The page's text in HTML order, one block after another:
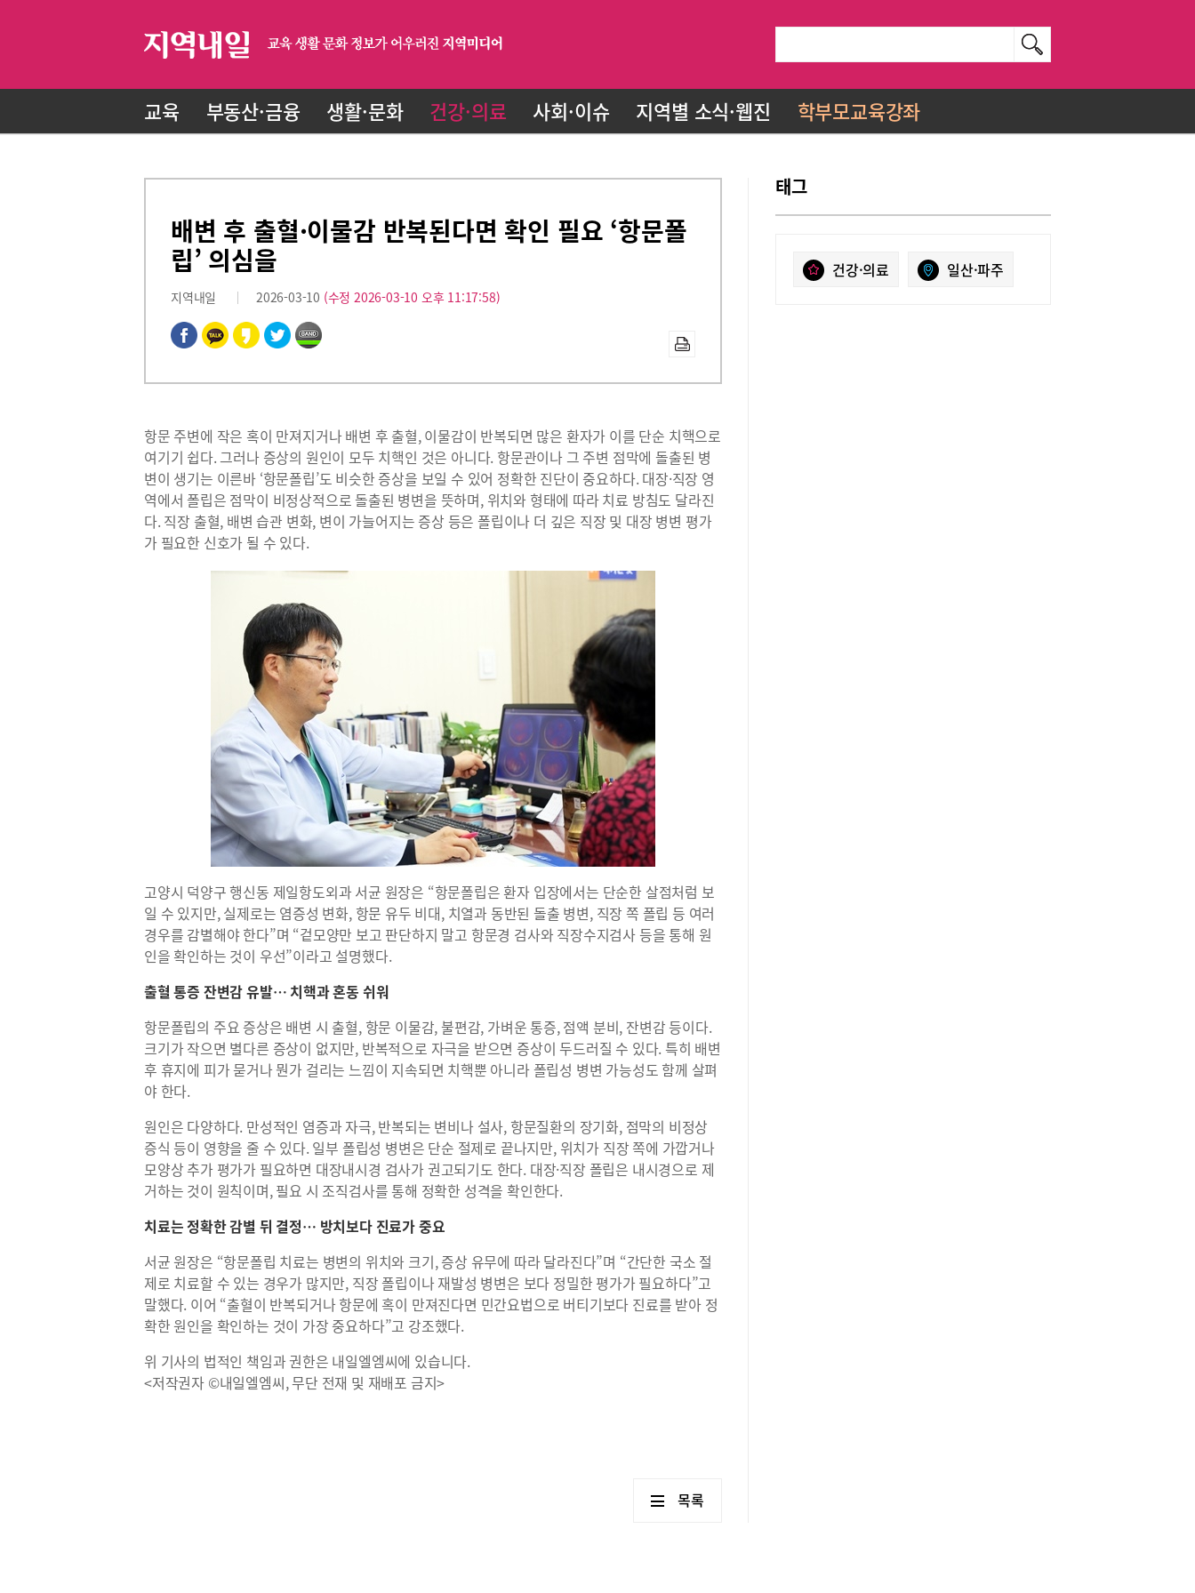
교육 부동산·금융 생활·문화 건강·의료 사회·이슈 지역별 소식·웹진 학부모교육강좌
배변 후 출혈·이물감 반복된다면 확인 필요 ‘항문폴
립’ 의심을
지역내일 2026-03-10 (수정 2026-03-10 오후 11:17:58)
항문 주변에 작은 혹이 만져지거나 배변 후 출혈, 이물감이 반복되면 많은 환자가 이를 단순 치핵으로
여기기 쉽다. 그러나 증상의 원인이 모두 치핵인 것은 아니다. 항문관이나 그 주변 점막에 돌출된 병
변이 생기는 이른바 ‘항문폴립’도 비슷한 증상을 보일 수 있어 정확한 진단이 중요하다. 대장·직장 영
역에서 폴립은 점막이 비정상적으로 돌출된 병변을 뜻하며, 위치와 형태에 따라 치료 방침도 달라진
다. 직장 출혈, 배변 습관 변화, 변이 가늘어지는 증상 등은 폴립이나 더 깊은 직장 및 대장 병변 평가
가 필요한 신호가 될 수 있다.
고양시 덕양구 행신동 제일항도외과 서균 원장은 “항문폴립은 환자 입장에서는 단순한 살점처럼 보
일 수 있지만, 실제로는 염증성 변화, 항문 유두 비대, 치열과 동반된 돌출 병변, 직장 쪽 폴립 등 여러
경우를 감별해야 한다”며 “겉모양만 보고 판단하지 말고 항문경 검사와 직장수지검사 등을 통해 원
인을 확인하는 것이 우선”이라고 설명했다.
출혈 통증 잔변감 유발… 치핵과 혼동 쉬워
항문폴립의 주요 증상은 배변 시 출혈, 항문 이물감, 불편감, 가벼운 통증, 점액 분비, 잔변감 등이다.
크기가 작으면 별다른 증상이 없지만, 반복적으로 자극을 받으면 증상이 두드러질 수 있다. 특히 배변
후 휴지에 피가 묻거나 뭔가 걸리는 느낌이 지속되면 치핵뿐 아니라 폴립성 병변 가능성도 함께 살펴
야 한다.
원인은 다양하다. 만성적인 염증과 자극, 반복되는 변비나 설사, 항문질환의 장기화, 점막의 비정상
증식 등이 영향을 줄 수 있다. 일부 폴립성 병변은 단순 절제로 끝나지만, 위치가 직장 쪽에 가깝거나
모양상 추가 평가가 필요하면 대장내시경 검사가 권고되기도 한다. 대장·직장 폴립은 내시경으로 제
거하는 것이 원칙이며, 필요 시 조직검사를 통해 정확한 성격을 확인한다.
치료는 정확한 감별 뒤 결정… 방치보다 진료가 중요
서균 원장은 “항문폴립 치료는 병변의 위치와 크기, 증상 유무에 따라 달라진다”며 “간단한 국소 절
제로 치료할 수 있는 경우가 많지만, 직장 폴립이나 재발성 병변은 보다 정밀한 평가가 필요하다”고
말했다. 이어 “출혈이 반복되거나 항문에 혹이 만져진다면 민간요법으로 버티기보다 진료를 받아 정
확한 원인을 확인하는 것이 가장 중요하다”고 강조했다.
위 기사의 법적인 책임과 권한은 내일엘엠씨에 있습니다.
<저작권자 ©내일엘엠씨, 무단 전재 및 재배포 금지>
목록
태그
건강·의료 일산·파주